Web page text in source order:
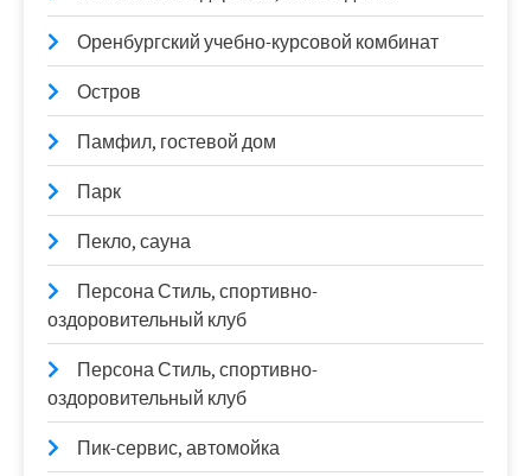
Оренбургский учебно-курсовой комбинат
Остров
Памфил, гостевой дом
Парк
Пекло, сауна
Персона Стиль, спортивно-
оздоровительный клуб
Персона Стиль, спортивно-
оздоровительный клуб
Пик-сервис, автомойка